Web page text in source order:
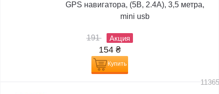
GPS навигатора, (5В, 2.4А), 3,5 метра,
mini usb
191 Акция
154 ₴
Купить